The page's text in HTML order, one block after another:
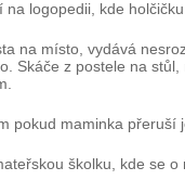
logopedii, kde
na místo, vydává
Skáče z postele na
pokud maminka
školku, kde se